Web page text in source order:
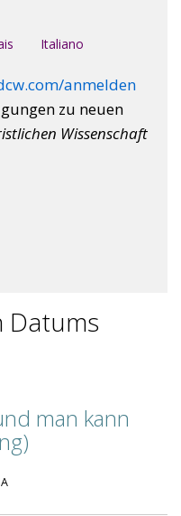
Italiano
anmelden
zu neuen
Wissenschaft
Datums
man kann